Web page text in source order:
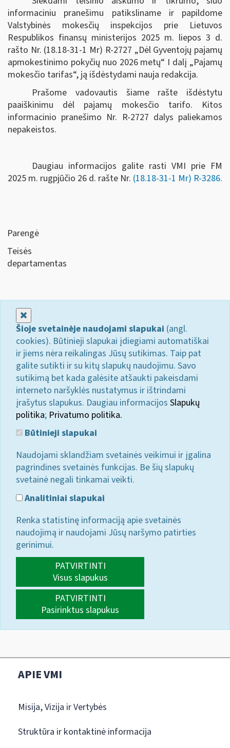
informaciniu pranešimu patiksliname ir papildome
Valstybinės mokesčių inspekcijos prie Lietuvos
Respublikos finansų ministerijos 2025 m. liepos 3 d.
rašto Nr. (18.18-31-1 Mr) R-2727 „Dėl Gyventojų pajamų
apmokestinimo pokyčių nuo 2026 metų“ I dalį „Pajamų
mokesčio tarifas“, ją išdėstydami nauja redakcija.
Prašome vadovautis šiame rašte išdėstytu
paaiškinimu dėl pajamų mokesčio tarifo. Kitos
informacinio pranešimo Nr. R-2727 dalys paliekamos
nepakeistos.
Daugiau informacijos galite rasti VMI prie FM
2025 m. rugpjūčio 26 d. rašte Nr. (18.18-31-1 Mr) R-3286.
Parengė
Teisės
departamentas
Šioje svetainėje naudojami slapukai (angl.
cookies). Būtinieji slapukai įdiegiami automatiškai
ir jiems nėra reikalingas Jūsų sutikimas. Taip pat
galite sutikti ir su kitų slapukų naudojimu. Savo
sutikimą bet kada galėsite atšaukti pakeisdami
interneto naršyklės nustatymus ir ištrindami
įrašytus slapukus. Daugiau informacijos Slapukų
politika; Privatumo politika.
Būtinieji slapukai
Naudojami sklandžiam svetainės veikimui ir įgalina
pagrindines svetainės funkcijas. Be šių slapukų
svetainė negali tinkamai veikti.
Analitiniai slapukai
Renka statistinę informaciją apie svetainės
naudojimą ir naudojami Jūsų naršymo patirties
gerinimui.
PATVIRTINTI
Visus slapukus
PATVIRTINTI
Pasirinktus slapukus
APIE VMI
Misija, Vizija ir Vertybės
Struktūra ir kontaktinė informacija